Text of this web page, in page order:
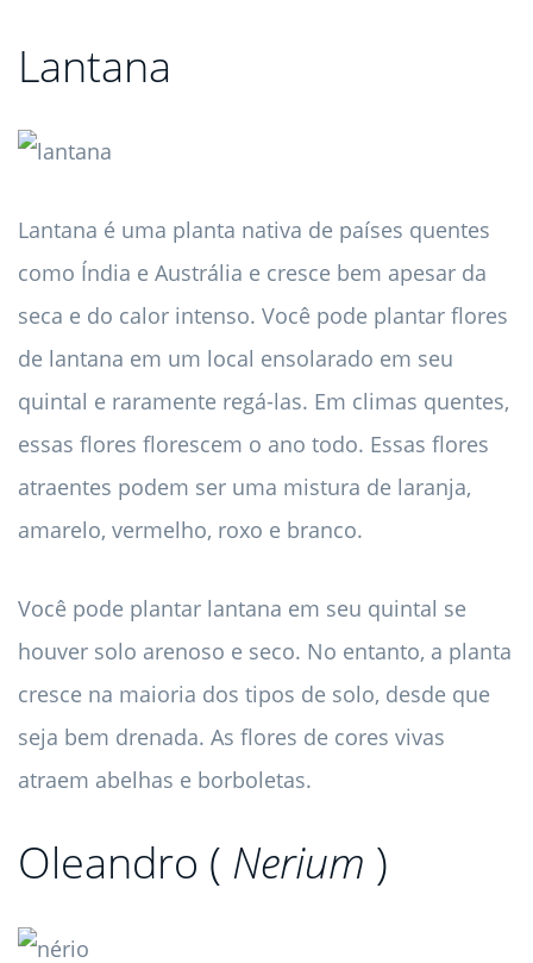
Lantana
Lantana é uma planta nativa de países quentes
como Índia e Austrália e cresce bem apesar da
seca e do calor intenso. Você pode plantar flores
de lantana em um local ensolarado em seu
quintal e raramente regá-las. Em climas quentes,
essas flores florescem o ano todo. Essas flores
atraentes podem ser uma mistura de laranja,
amarelo, vermelho, roxo e branco.
Você pode plantar lantana em seu quintal se
houver solo arenoso e seco. No entanto, a planta
cresce na maioria dos tipos de solo, desde que
seja bem drenada. As flores de cores vivas
atraem abelhas e borboletas.
Oleandro ( Nerium )